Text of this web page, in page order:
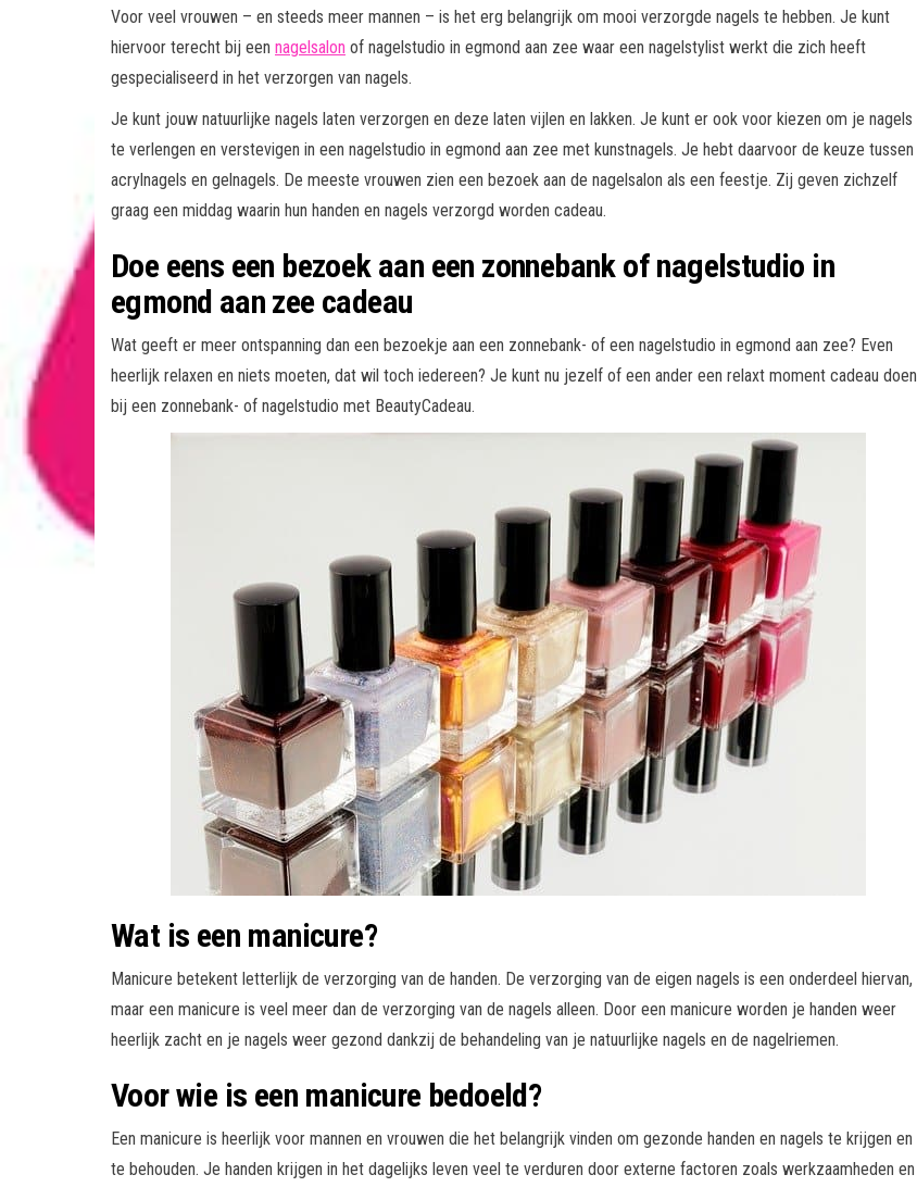
Voor veel vrouwen – en steeds meer mannen – is het erg belangrijk om mooi verzorgde nagels te hebben. Je kunt
hiervoor terecht bij een nagelsalon of nagelstudio in egmond aan zee waar een nagelstylist werkt die zich heeft
gespecialiseerd in het verzorgen van nagels.
Je kunt jouw natuurlijke nagels laten verzorgen en deze laten vijlen en lakken. Je kunt er ook voor kiezen om je nagels
te verlengen en verstevigen in een nagelstudio in egmond aan zee met kunstnagels. Je hebt daarvoor de keuze tussen
acrylnagels en gelnagels. De meeste vrouwen zien een bezoek aan de nagelsalon als een feestje. Zij geven zichzelf
graag een middag waarin hun handen en nagels verzorgd worden cadeau.
Doe eens een bezoek aan een zonnebank of nagelstudio in
egmond aan zee cadeau
Wat geeft er meer ontspanning dan een bezoekje aan een zonnebank- of een nagelstudio in egmond aan zee? Even
heerlijk relaxen en niets moeten, dat wil toch iedereen? Je kunt nu jezelf of een ander een relaxt moment cadeau doen
bij een zonnebank- of nagelstudio met BeautyCadeau.
Wat is een manicure?
Manicure betekent letterlijk de verzorging van de handen. De verzorging van de eigen nagels is een onderdeel hiervan,
maar een manicure is veel meer dan de verzorging van de nagels alleen. Door een manicure worden je handen weer
heerlijk zacht en je nagels weer gezond dankzij de behandeling van je natuurlijke nagels en de nagelriemen.
Voor wie is een manicure bedoeld?
Een manicure is heerlijk voor mannen en vrouwen die het belangrijk vinden om gezonde handen en nagels te krijgen en
te behouden. Je handen krijgen in het dagelijks leven veel te verduren door externe factoren zoals werkzaamheden en